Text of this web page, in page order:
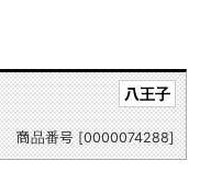
八王子
商品番号 [0000074288]